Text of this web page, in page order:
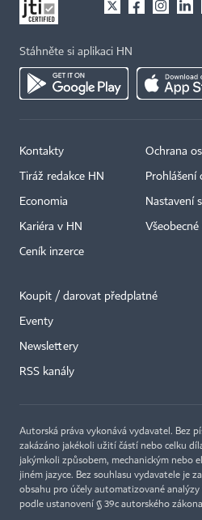
Stáhněte si aplikaci HN
Kontakty
Tiráž redakce HN
Economia
Kariéra v HN
Ceník inzerce
Ochrana
Prohlášení
Nastavení
Koupit / darovat předplatné
Eventy
Newslettery
RSS kanály
Autorská práva vykonává vydavatel. Bez
zakázáno jakékoli užití částí nebo celku
jakýmkoli způsobem, mechanickým nebo
jiném jazyce. Bez souhlasu vydavatele je
obsahu pro účely automatizované
podle ustanovení § 39c autorského